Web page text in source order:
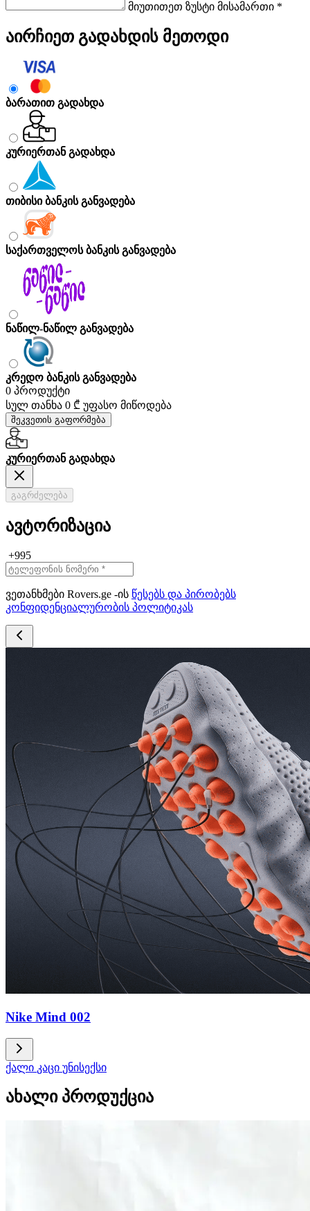
მიუთითეთ ზუსტი მისამართი *
აირჩიეთ გადახდის მეთოდი
ბარათით გადახდა
კურიერთან გადახდა
თიბისი ბანკის განვადება
საქართველოს ბანკის განვადება
ნაწილ-ნაწილ განვადება
კრედო ბანკის განვადება
0 პროდუქტი
სულ თანხა 0 ₾ უფასო მიწოდება
შეკვეთის გაფორმება
კურიერთან გადახდა
გაგრძელება
ავტორიზაცია
+995
ვეთანხმები Rovers.ge -ის წესებს და პირობებს
კონფიდენციალურობის პოლიტიკას
Nike Mind 002
ქალი კაცი უნისექსი
ახალი პროდუქცია